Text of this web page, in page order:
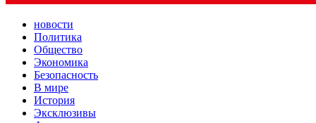
новости
Политика
Общество
Экономика
Безопасность
В мире
История
Эксклюзивы